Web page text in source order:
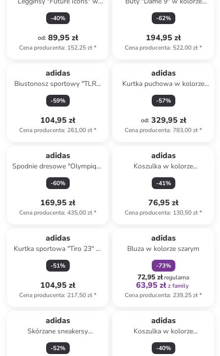
kolorze czerwonym
-40%
od: 89,95 zł
Cena producenta: 152,25 zł*
khaki do koszykówki
-62%
194,95 zł
Cena producenta: 522,00 zł*
adidas
Biustonosz sportowy "TLRD
Impact" w kolorze
pomarańczowym
-59%
104,95 zł
Cena producenta: 261,00 zł*
adidas
Kurtka puchowa w kolorze
kremowym
-57%
od: 329,95 zł
Cena producenta: 783,00 zł*
adidas
Spodnie dresowe "Olympique
Lyonnais Terrace Icons" w
kolorze czerwonym
-60%
169,95 zł
Cena producenta: 435,00 zł*
adidas
Koszulka w kolorze
pomarańczowym
-41%
76,95 zł
Cena producenta: 130,50 zł*
adidas
Kurtka sportowa "Tiro 23" w
kolorze granatowym
-51%
104,95 zł
Cena producenta: 217,50 zł*
adidas
Bluza w kolorze szarym
-73%
72,95 złregularna
63,95 zł z family
Cena producenta: 239,25 zł*
adidas
Skórzane sneakersy
"Acesmash" w kolorze
beżowym
-52%
adidas
Koszulka w kolorze
antracytowym
-40%